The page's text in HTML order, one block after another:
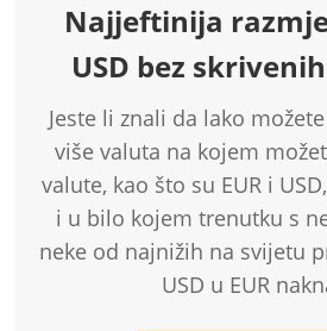
Najjeftinija
USD bez
Jeste li znali da lako
više valuta na kojem
valute, kao što su EUR i
i u bilo kojem trenutku s
neke od najnižih na svijetu
USD u EUR